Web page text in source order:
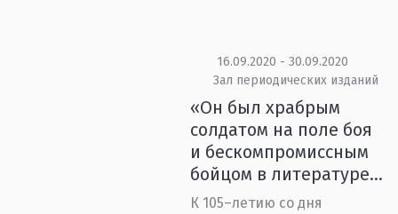
16.09.2020 - 30.09.2020
Зал периодических изданий
«Он был храбрым
солдатом на поле боя
и бескомпромиссным
бойцом в литературе...
К 105–летию со дня